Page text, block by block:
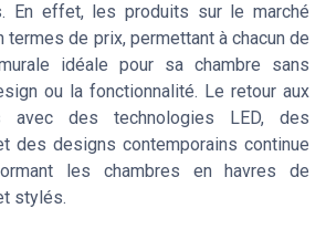
En effet, les produits sur le marché
termes de prix, permettant à chacun de
idéale pour sa chambre sans
ou la fonctionnalité. Le retour aux
avec des technologies LED, des
des designs contemporains continue
les chambres en havres de
stylés.